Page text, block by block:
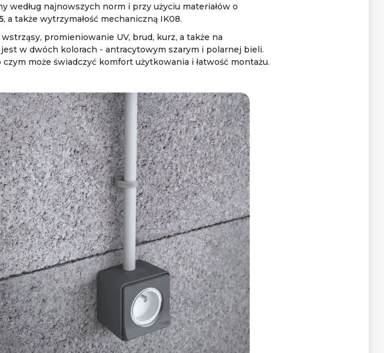
według najnowszych norm i przy użyciu materiałów o
, a także wytrzymałość mechaniczną IK08.
promieniowanie UV, brud, kurz, a także na
w dwóch kolorach - antracytowym szarym i polarnej bieli.
może świadczyć komfort użytkowania i łatwość montażu.